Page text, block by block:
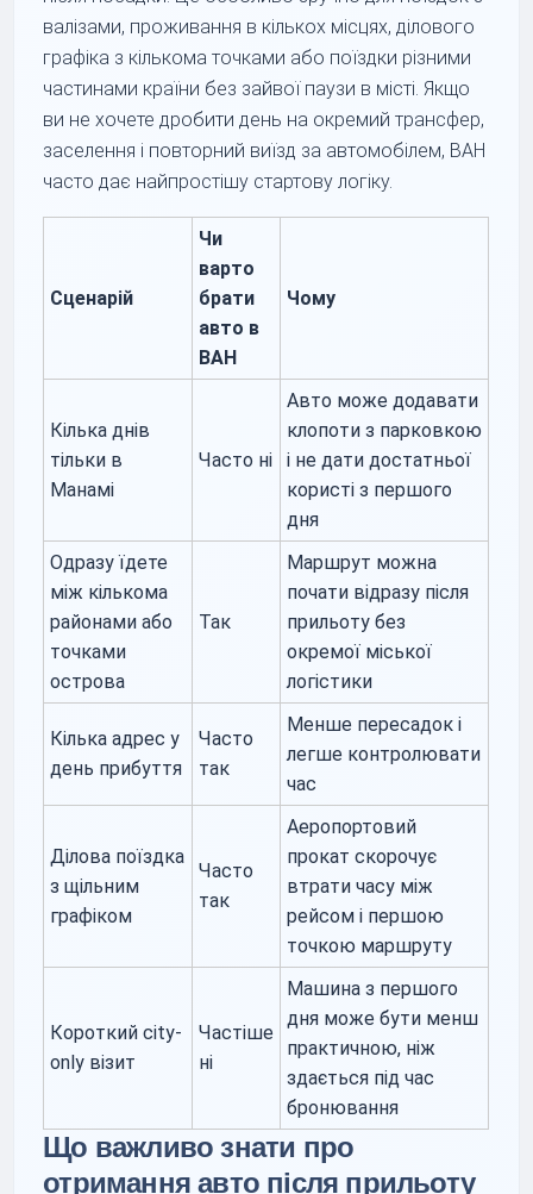
валізами, проживання в кількох місцях, ділового
графіка з кількома точками або поїздки різними
частинами країни без зайвої паузи в місті. Якщо
ви не хочете дробити день на окремий трансфер,
заселення і повторний виїзд за автомобілем, BAH
часто дає найпростішу стартову логіку.
Сценарій
Чи
варто
брати
авто в
BAH
Чому
Кілька днів
тільки в
Манамі
Часто ні
Авто може додавати
клопоти з парковкою
і не дати достатньої
користі з першого
дня
Одразу їдете
між кількома
районами або
точками
острова
Так
Маршрут можна
почати відразу після
прильоту без
окремої міської
логістики
Кілька адрес у
день прибуття
Часто
так
Менше пересадок і
легше контролювати
час
Ділова поїздка
з щільним
графіком
Часто
так
Аеропортовий
прокат скорочує
втрати часу між
рейсом і першою
точкою маршруту
Короткий city-
only візит
Частіше
ні
Машина з першого
дня може бути менш
практичною, ніж
здається під час
бронювання
Що важливо знати про
отримання авто після прильоту